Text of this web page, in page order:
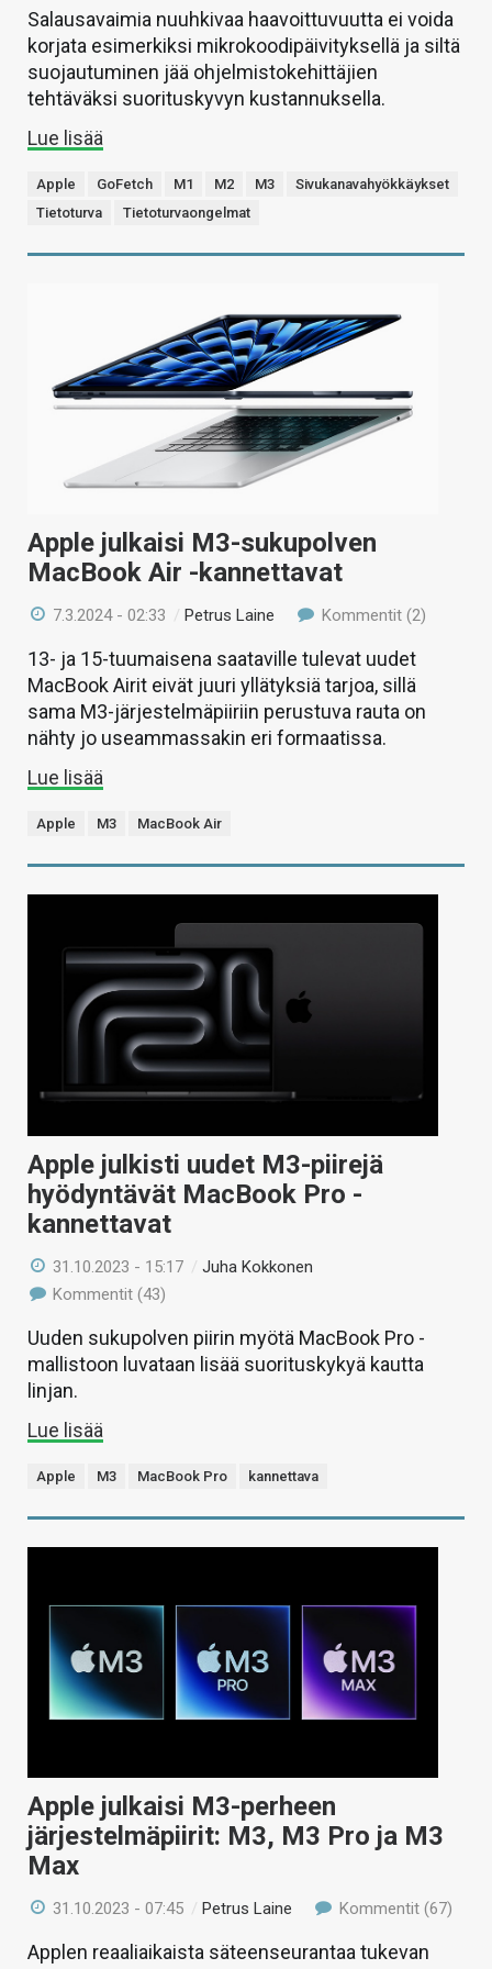
Salausavaimia nuuhkivaa haavoittuvuutta ei voida
korjata esimerkiksi mikrokoodipäivityksellä ja siltä
suojautuminen jää ohjelmistokehittäjien
tehtäväksi suorituskyvyn kustannuksella.
Lue lisää
Apple GoFetch M1 M2 M3
Sivukanavahyökkäykset
Tietoturva
Tietoturvaongelmat
Apple julkaisi M3-sukupolven
MacBook Air -kannettavat
7.3.2024 - 02:33 /Petrus Laine Kommentit (2)
13- ja 15-tuumaisena saataville tulevat uudet
MacBook Airit eivät juuri yllätyksiä tarjoa, sillä
sama M3-järjestelmäpiiriin perustuva rauta on
nähty jo useammassakin eri formaatissa.
Lue lisää
Apple M3 MacBook Air
Apple julkisti uudet M3-piirejä
hyödyntävät MacBook Pro -
kannettavat
31.10.2023 - 15:17 /Juha Kokkonen
Kommentit (43)
Uuden sukupolven piirin myötä MacBook Pro -
mallistoon luvataan lisää suorituskykyä kautta
linjan.
Lue lisää
Apple M3 MacBook Pro kannettava
Apple julkaisi M3-perheen
järjestelmäpiirit: M3, M3 Pro ja M3
Max
31.10.2023 - 07:45 /Petrus Laine Kommentit (67)
Applen reaaliaikaista säteenseurantaa tukevan